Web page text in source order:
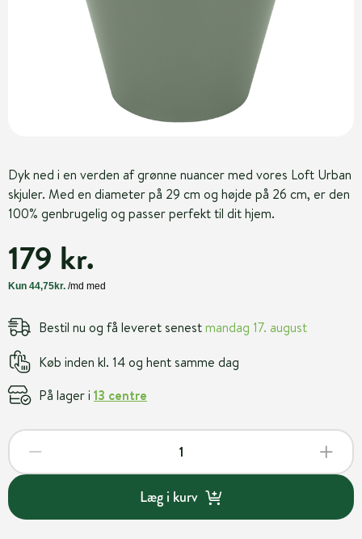
Dyk ned i en verden af grønne nuancer med vores Loft Urban
skjuler. Med en diameter på 29 cm og højde på 26 cm, er den
100% genbrugelig og passer perfekt til dit hjem.
179 kr.
Bestil nu og få leveret senestmandag 17. august
Køb inden kl. 14 og hent samme dag
På lager i 13 centre
Læg i kurv